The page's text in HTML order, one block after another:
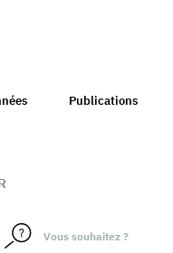
Publications